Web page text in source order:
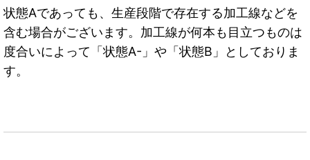
状態Aであっても、生産段階で存在する加工線などを
含む場合がございます。加工線が何本も目立つものは
度合いによって「状態A-」や「状態B」としておりま
す。